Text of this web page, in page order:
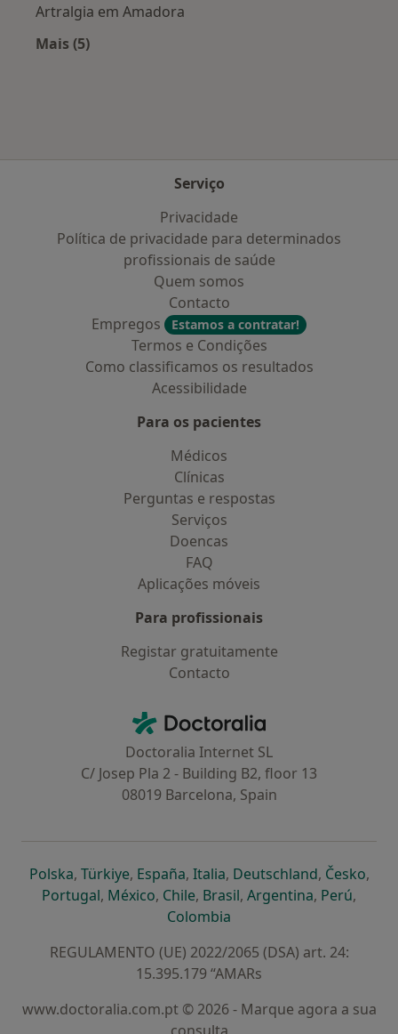
Artralgia em Amadora
Mais (5)
Serviço
Privacidade
Política de privacidade para determinados
profissionais de saúde
Quem somos
Contacto
Empregos
Estamos a contratar!
Termos e Condições
Como classificamos os resultados
Acessibilidade
Para os pacientes
Médicos
Clínicas
Perguntas e respostas
Serviços
Doencas
FAQ
Aplicações móveis
Para profissionais
Registar gratuitamente
Contacto
Doctoralia - Homepage
Doctoralia Internet SL
C/ Josep Pla 2 - Building B2, floor 13
08019 Barcelona, Spain
Polskaabre num novo separador
, Türkiyeabre num novo separador
, Españaabre num novo separador
, Italiaabre num novo
, Deutschlandabre num
, Česko,
Portugalabre num novo separador
, Méxicoabre num novo separador
, Chileabre num novo separador
, Brasilabre num novo
, Argentinaabre num
, Perúabre
,
Colombia
REGULAMENTO (UE) 2022/2065 (DSA) art. 24:
15.395.179 “AMARs
www.doctoralia.com.pt © 2026 - Marque agora a sua